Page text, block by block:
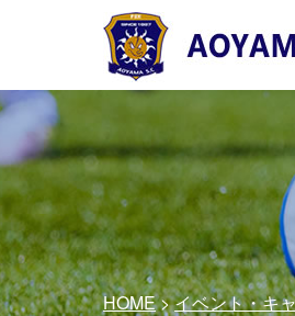
HOME>イベント・キ